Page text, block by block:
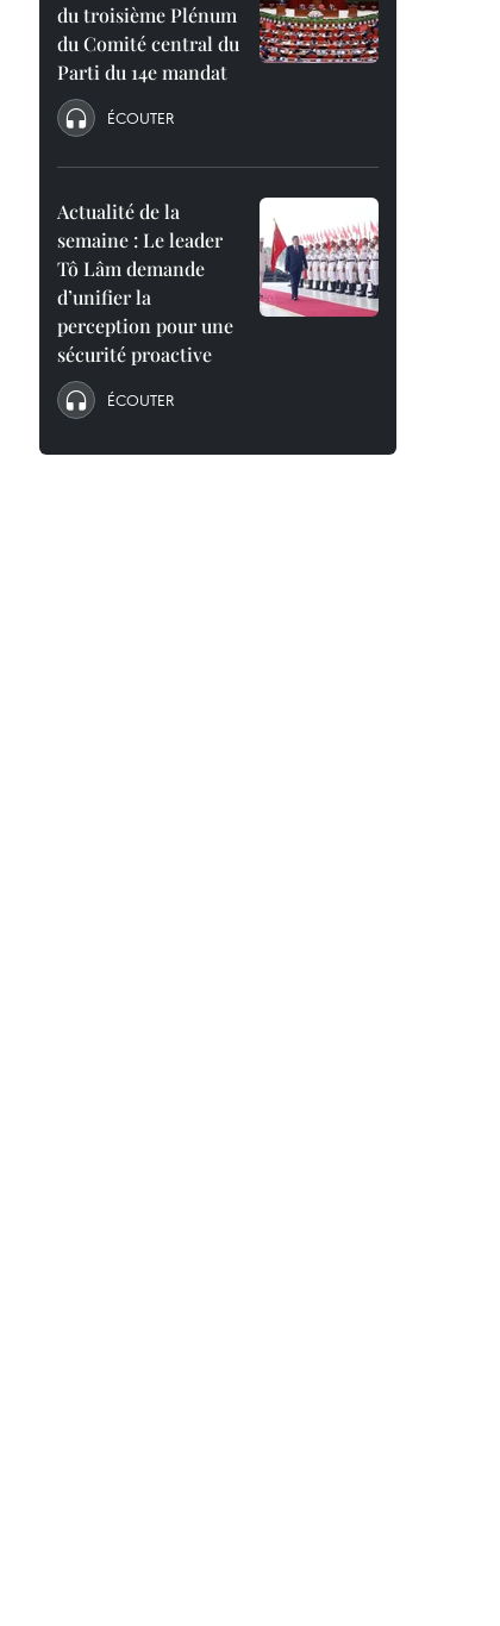
du troisième Plénum
du Comité central du
Parti du 14e mandat
ÉCOUTER
Actualité de la
semaine : Le leader
Tô Lâm demande
d’unifier la
perception pour une
sécurité proactive
ÉCOUTER